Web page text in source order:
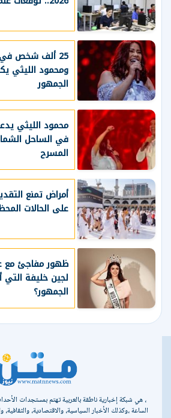
25 ألف شخص
ومحمود الليثي
الجمهور
محمود الليثي
في الساحل
المسرح
على الحالات
ظهور مفاجئ مع
لجين خليفة التي
الجمهور؟
، هي شبكة إخبارية ناطقة بالعربية تهتم بمستجدات
الساعة ،وكذلك الأخبار السياسية، والاقتصادية،